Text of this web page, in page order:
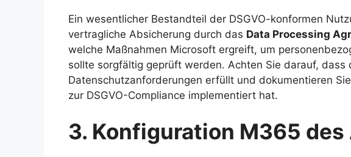
Ein wesentlicher Bestandteil der DSGVO-konformen
vertragliche Absicherung durch das Data Processing
welche Maßnahmen Microsoft ergreift, um
sollte sorgfältig geprüft werden. Achten Sie darauf, dass
Datenschutzanforderungen erfüllt und dokumentieren
zur DSGVO-Compliance implementiert hat.
3. Konfiguration M365